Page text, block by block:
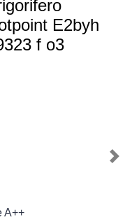
E2byh
f o3
A++